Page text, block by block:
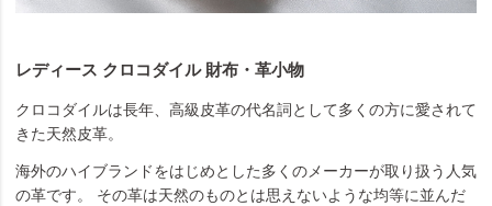
レディース クロコダイル 財布・革小物
クロコダイルは長年、高級皮革の代名詞として多くの方に愛されて
きた天然皮革。
海外のハイブランドをはじめとした多くのメーカーが取り扱う人気
の革です。 その革は天然のものとは思えないような均等に並んだ